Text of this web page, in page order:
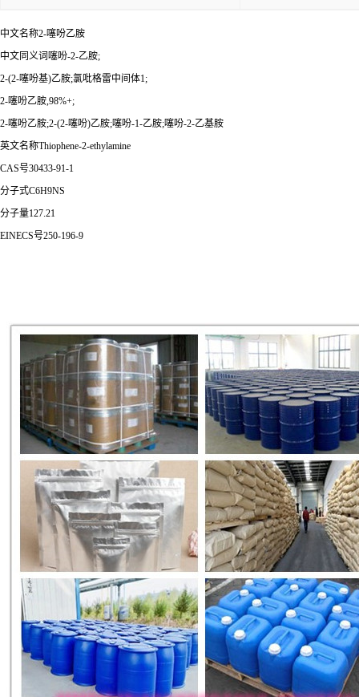
中文名称2-噻吩乙胺
中文同义词噻吩-2-乙胺;
2-(2-噻吩基)乙胺;氯吡格雷中间体1;
2-噻吩乙胺,98%+;
2-噻吩乙胺;2-(2-噻吩)乙胺;噻吩-1-乙胺;噻吩-2-乙基胺
英文名称Thiophene-2-ethylamine
CAS号30433-91-1
分子式C6H9NS
分子量127.21
EINECS号250-196-9